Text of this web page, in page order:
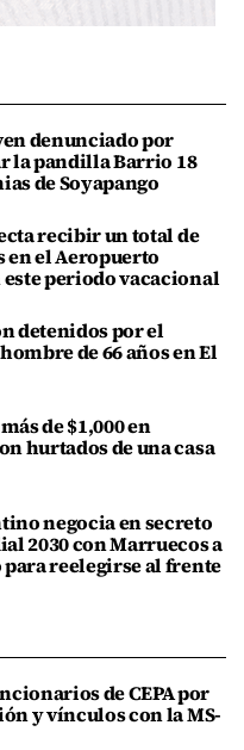
denunciado por
la pandilla Barrio 18
de Soyapango
recibir un total de
en el Aeropuerto
periodo vacacional
detenidos por el
de 66 años en El
de $1,000 en
hurtados de una casa
negocia en secreto
2030 con Marruecos a
reelegirse al frente
de CEPA por
y vínculos con la MS-